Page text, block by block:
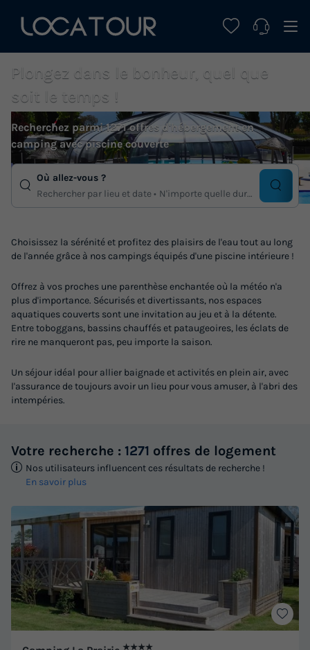
Plongez dans le bonheur, quel que
soit le temps !
Recherchez parmi 1271 offres d'hébergement en
camping avec piscine couverte
Où allez-vous ?
Rechercher par lieu et date
N'importe quelle duree
Choisissez la sérénité et profitez des plaisirs de l'eau tout au long
de l'année grâce à nos campings équipés d'une piscine intérieure !
Offrez à vos proches une parenthèse enchantée où la météo n'a
plus d'importance. Sécurisés et divertissants, nos espaces
aquatiques couverts sont une invitation au jeu et à la détente.
Entre toboggans, bassins chauffés et pataugeoires, les éclats de
rire ne manqueront pas, peu importe la saison.
Un séjour idéal pour allier baignade et activités en plein air, avec
l'assurance de toujours avoir un lieu pour vous amuser, à l'abri des
intempéries.
Votre recherche : 1271 offres de logement
Nos utilisateurs influencent ces résultats de recherche !
En savoir plus
★★★★